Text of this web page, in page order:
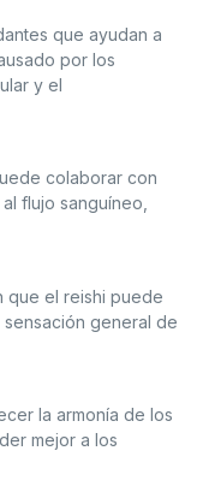
que ayudan a
por los
y el
colaborar con
flujo sanguíneo,
que el reishi puede
general de
la armonía de los
mejor a los